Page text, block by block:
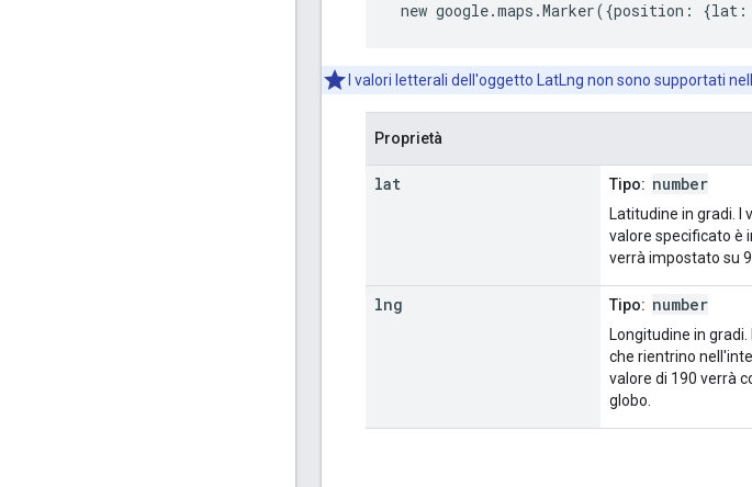
new google.maps.Marker({position:
I valori letterali dell'oggetto LatLng non sono supportati
Proprietà
lat Tipo: number
Latitudine in gradi. I
valore specificato è
verrà impostato su
lng Tipo: number
Longitudine in
che rientrino
valore di 190 verrà
globo.